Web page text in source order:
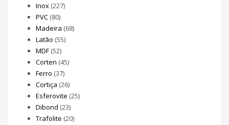
Inox (227)
PVC (80)
Madeira (68)
Latão (55)
MDF (52)
Corten (45)
Ferro (37)
Cortiça (26)
Esferovite (25)
Dibond (23)
Trafolite (20)